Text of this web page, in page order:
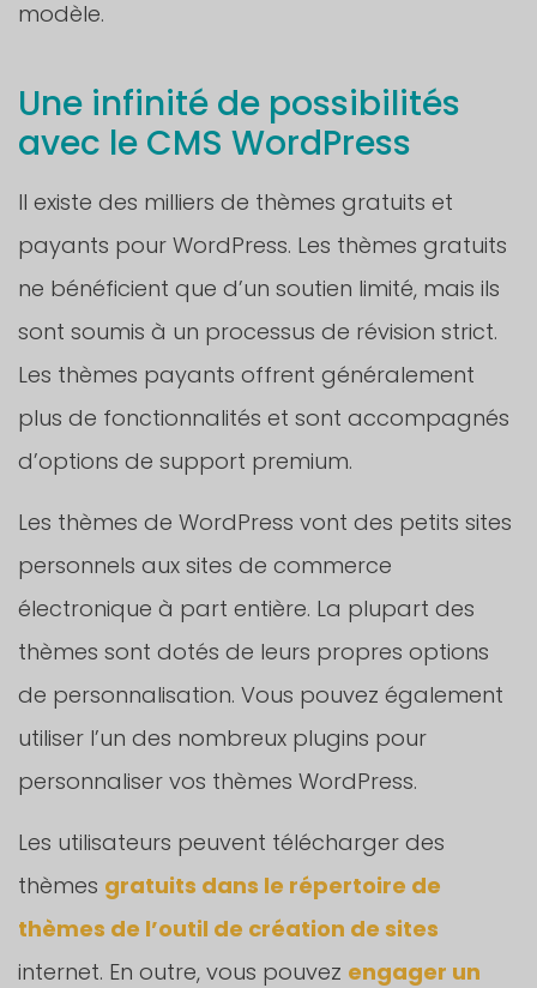
modèle.
Une infinité de possibilités
avec le CMS WordPress
Il existe des milliers de thèmes gratuits et
payants pour WordPress. Les thèmes gratuits
ne bénéficient que d’un soutien limité, mais ils
sont soumis à un processus de révision strict.
Les thèmes payants offrent généralement
plus de fonctionnalités et sont accompagnés
d’options de support premium.
Les thèmes de WordPress vont des petits sites
personnels aux sites de commerce
électronique à part entière. La plupart des
thèmes sont dotés de leurs propres options
de personnalisation. Vous pouvez également
utiliser l’un des nombreux plugins pour
personnaliser vos thèmes WordPress.
Les utilisateurs peuvent télécharger des
thèmes gratuits dans le répertoire de
thèmes de l’outil de création de sites
internet. En outre, vous pouvez engager un